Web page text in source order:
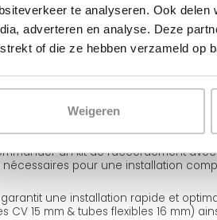
te analyseren. Ook
adverteren en analyse. Deze
of die ze hebben verzameld op
Weigeren
en différentes versions afin
(11, 22 et 33), différentes finitions
blanc (RAL 9016) et noir (RAL
un kit de raccordement
pour une installation
une installation rapide et
15 mm & tubes flexibles 16 mm)